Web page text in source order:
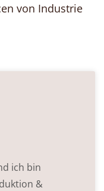
von Industrie
ich bin
&